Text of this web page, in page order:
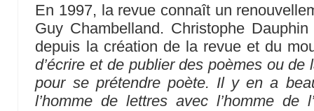
En 1997, la revue connaît un
Guy Chambelland. Christophe
depuis la création de la revue et du
d’écrire et de publier des poèmes ou
pour se prétendre poète. Il y en a
l’homme de lettres avec l’homme de